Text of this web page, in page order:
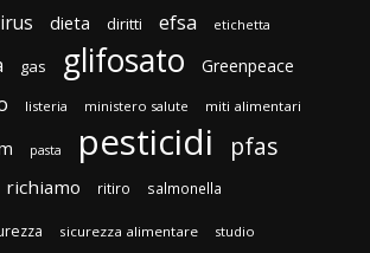
dieta diritti efsa etichetta
gas glifosato Greenpeace
listeria ministero salute miti alimentari
pasta pesticidi pfas
richiamo ritiro salmonella
sicurezza alimentare studio